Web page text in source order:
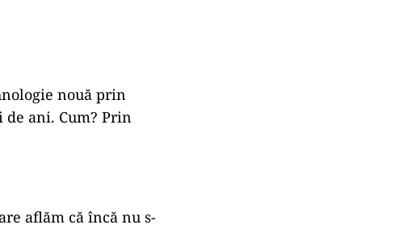
nouă prin
ani. Cum? Prin
aflăm că încă nu s-